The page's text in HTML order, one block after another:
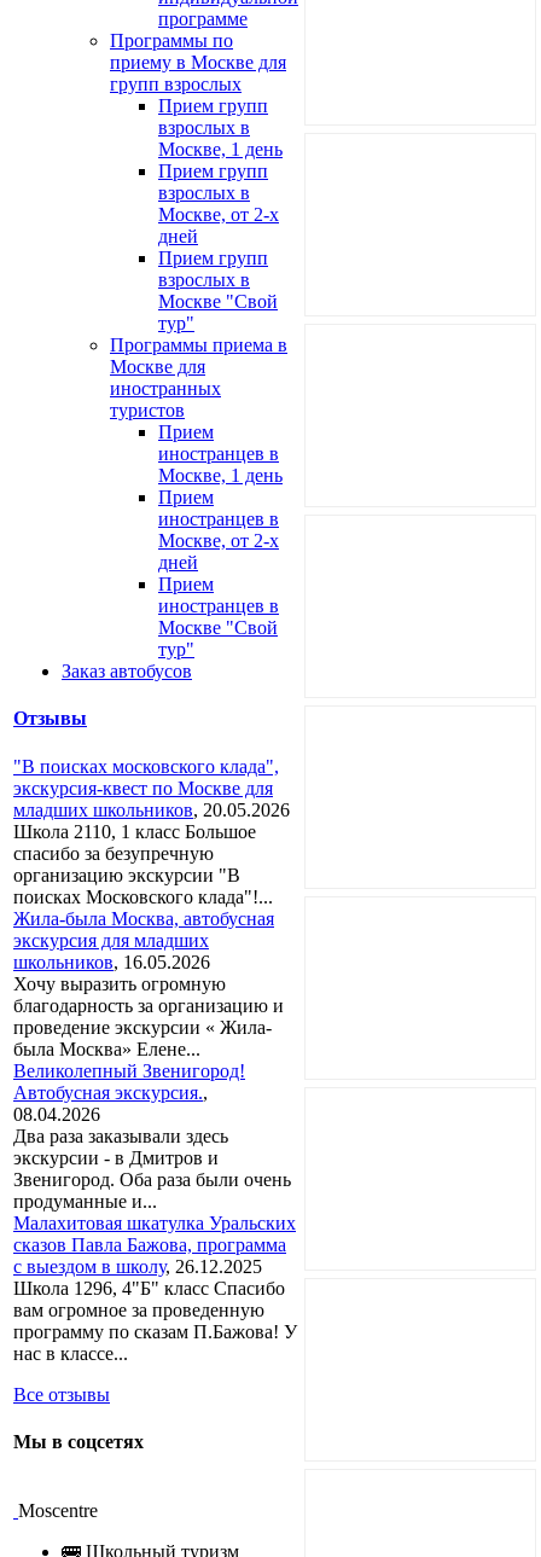
программе
Программы по
приему в Москве для
групп взрослых
Прием групп
взрослых в
Москве, 1 день
Прием групп
взрослых в
Москве, от 2-х
дней
Прием групп
взрослых в
Москве "Свой
тур"
Программы приема в
Москве для
иностранных
туристов
Прием
иностранцев в
Москве, 1 день
Прием
иностранцев в
Москве, от 2-х
дней
Прием
иностранцев в
Москве "Свой
тур"
Заказ автобусов
Отзывы
"В поисках московского клада",
экскурсия-квест по Москве для
младших школьников, 20.05.2026
Школа 2110, 1 класс Большое
спасибо за безупречную
организацию экскурсии "В
поисках Московского клада"!...
Жила-была Москва, автобусная
экскурсия для младших
школьников, 16.05.2026
Хочу выразить огромную
благодарность за организацию и
проведение экскурсии « Жила-
была Москва» Елене...
Великолепный Звенигород!
Автобусная экскурсия.,
08.04.2026
Два раза заказывали здесь
экскурсии - в Дмитров и
Звенигород. Оба раза были очень
продуманные и...
Малахитовая шкатулка Уральских
сказов Павла Бажова, программа
с выездом в школу, 26.12.2025
Школа 1296, 4"Б" класс Спасибо
вам огромное за проведенную
программу по сказам П.Бажова! У
нас в классе...
Все отзывы
Мы в соцсетях
Moscentre
🚌 Школьный туризм